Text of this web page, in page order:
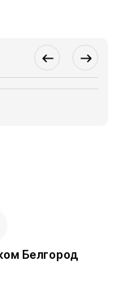
Белгород